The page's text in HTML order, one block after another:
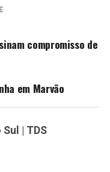
compromisso de
em Marvão
| TDS